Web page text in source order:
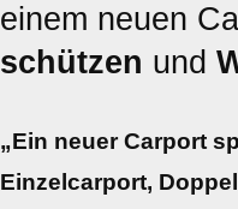
einem neuen
schützen und
„Ein neuer Carport
Einzelcarport,